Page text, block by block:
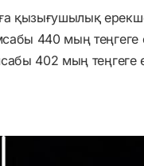
қызығушылық
440 мың теңгеге
402 мың теңгеге